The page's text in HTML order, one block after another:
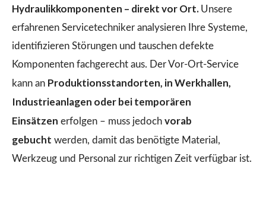
Hydraulikkomponenten – direkt vor Ort. Unsere
erfahrenen Servicetechniker analysieren Ihre Systeme,
identifizieren Störungen und tauschen defekte
Komponenten fachgerecht aus. Der Vor-Ort-Service
kann an Produktionsstandorten, in Werkhallen,
Industrieanlagen oder bei temporären
Einsätzen erfolgen – muss jedoch vorab
gebucht werden, damit das benötigte Material,
Werkzeug und Personal zur richtigen Zeit verfügbar ist.